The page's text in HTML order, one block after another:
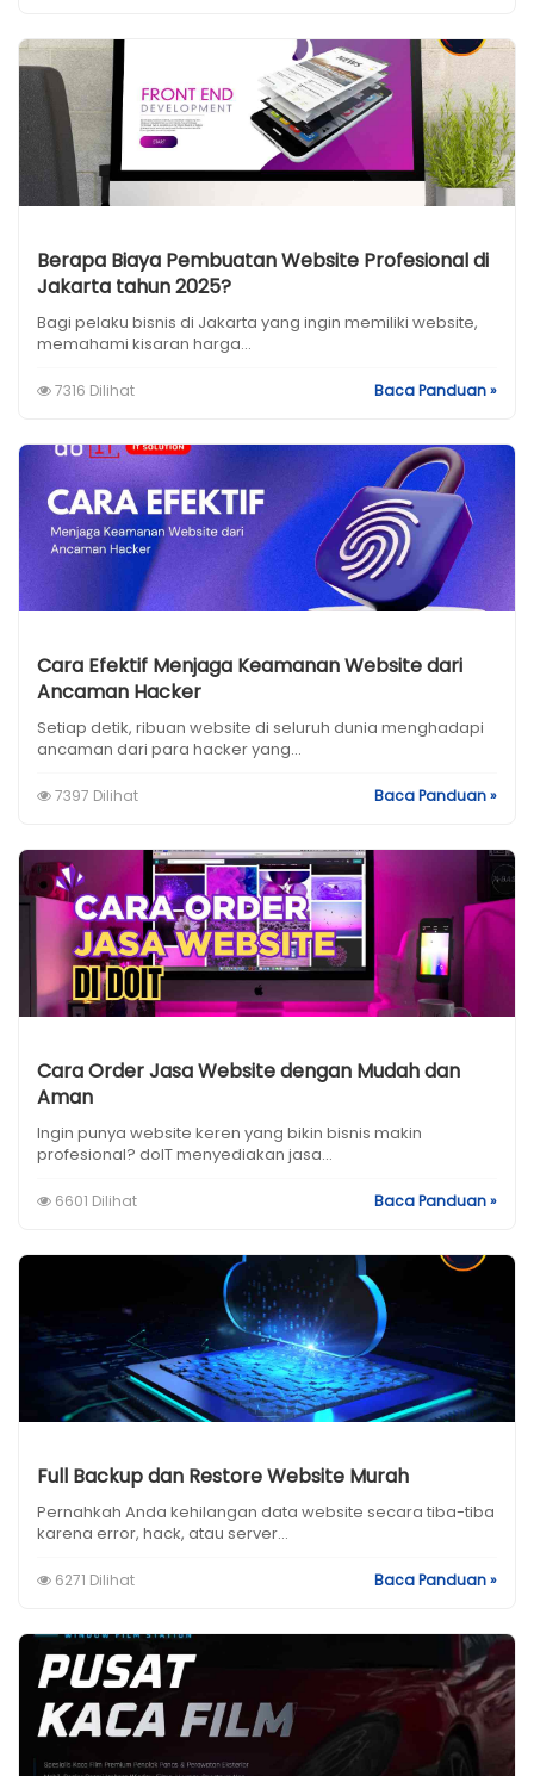
Berapa Biaya Pembuatan Website Profesional di
Jakarta tahun 2025?
Bagi pelaku bisnis di Jakarta yang ingin memiliki website,
memahami kisaran harga...
7316 Dilihat Baca Panduan »
Cara Efektif Menjaga Keamanan Website dari
Ancaman Hacker
Setiap detik, ribuan website di seluruh dunia menghadapi
ancaman dari para hacker yang...
7397 Dilihat Baca Panduan »
Cara Order Jasa Website dengan Mudah dan
Aman
Ingin punya website keren yang bikin bisnis makin
profesional? doIT menyediakan jasa...
6601 Dilihat Baca Panduan »
Full Backup dan Restore Website Murah
Pernahkah Anda kehilangan data website secara tiba-tiba
karena error, hack, atau server...
6271 Dilihat Baca Panduan »